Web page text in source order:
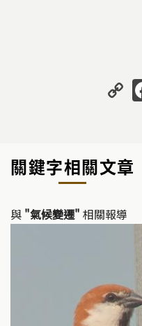
C
o
y
Li
k
關鍵字相關文章
與 "氣候變遷" 相關報導